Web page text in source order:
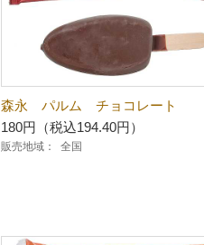
森永 パルム チョコレート
180円（税込194.40円）
販売地域： 全国